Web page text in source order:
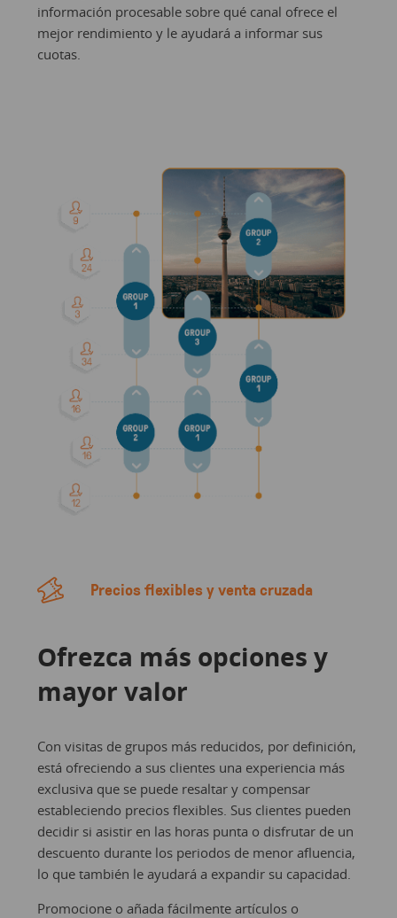
información procesable sobre qué canal ofrece el
mejor rendimiento y le ayudará a informar sus
cuotas.
Precios flexibles y venta cruzada
Ofrezca más opciones y
mayor valor
Con visitas de grupos más reducidos, por definición,
está ofreciendo a sus clientes una experiencia más
exclusiva que se puede resaltar y compensar
estableciendo precios flexibles. Sus clientes pueden
decidir si asistir en las horas punta o disfrutar de un
descuento durante los periodos de menor afluencia,
lo que también le ayudará a expandir su capacidad.
Promocione o añada fácilmente artículos o